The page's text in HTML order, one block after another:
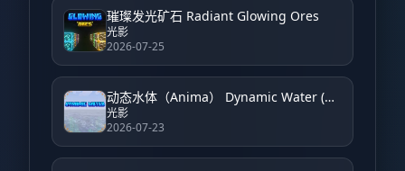
璀璨发光矿石 Radiant Glowing Ores
光影
2026-07-25
动态水体（Anima） Dynamic Water (Anima)
光影
2026-07-23